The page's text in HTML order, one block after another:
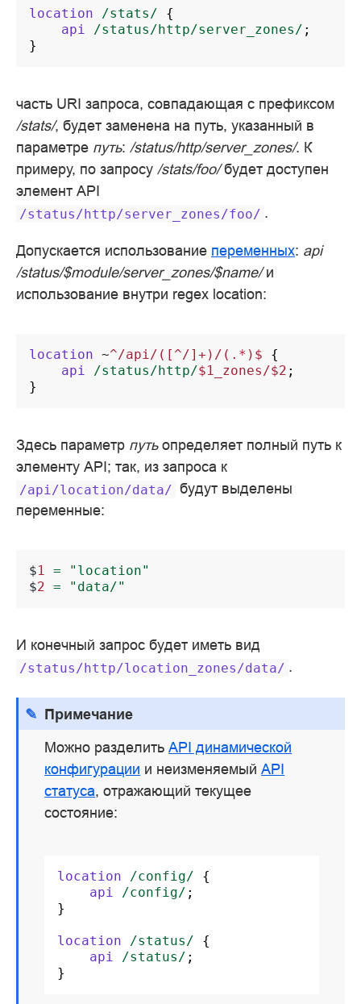
location /stats/
{
api
/status/http/server_zones/ ;
}
часть URI запроса, совпадающая с префиксом
/stats/, будет заменена на путь, указанный в
параметре путь: /status/http/server_zones/. К
примеру, по запросу /stats/foo/будет доступен
элемент API
/status/http/server_zones/foo/ .
Допускается использование переменных: api
/status/$module/server_zones/$name/и
использование внутри regex location:
location ~^/api/([^/]+)/(.*)$
{
api
/status/http/$1_zones/$2 ;
}
Здесь параметр путьопределяет полный путь к
элементу API; так, из запроса к
/api/location/data/ будут выделены
переменные:
$1 =
"location"
$2 = "data/"
И конечный запрос будет иметь вид
/status/http/location_zones/data/ .
Примечание
Можно разделитьAPI динамической
конфигурации и неизменяемыйAPI
статуса, отражающий текущее
состояние:
location /config/
{
api
/config/ ;
}
location /status/
{
api
/status/ ;
}